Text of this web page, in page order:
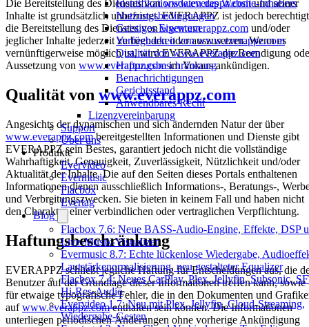
Identifikationsdaten des Website-Inhabers
Nutzungsbedingungen
Geistiges Eigentum
Verfügbarkeit von www.everappz.com
Qualität von www.everappz.com
Haftungsbeschränkung
Benachrichtigungen
Gerichtsstand
Anwendbares Recht
Lizenzvereinbarung
Support
Über uns
Produkte
Evervideo
Evermusic
Flacbox
Evertag
Blog
Flacbox 7.6: Neue BASS-Audio-Engine, Effekte, DSP
Live-Musik-Visualizer
Evermusic 8.7: Echte lückenlose Wiedergabe,
Lautstärkenormalisierung, neu gestalteter Equalizer
Flacbox 7.4: Neues CarPlay, Plex, Jellyfin, Subsonic,
Hi-Res-Audio
Evervideo 1.7: Neu mit Plex, Jellyfin, Cloud-Streaming,
Wiedergabe-Gesten
Die Bereitstellung des Dienstes vonwww.everappz.comund seiner
Inhalte ist grundsätzlich unbefristet. EVERAPPZ ist jedoch
die Bereitstellung des Dienstes vonwww.everappz.com und/oder
jeglicher Inhalte jederzeit zu beenden oder auszusetzen. Wenn es
vernünftigerweise möglich ist, wird EVERAPPZ die Beendigung
Aussetzung von www.everappz.comim Voraus ankündigen.
Qualität von www.everappz.com
Angesichts der dynamischen und sich ändernden Natur der über
www.everappz.combereitgestellten Informationen und Dienste gibt
EVERAPPZ sein Bestes, garantiert jedoch nicht die vollständige
Wahrhaftigkeit, Genauigkeit, Zuverlässigkeit, Nützlichkeit und/oder
Aktualität der Inhalte. Die auf den Seiten dieses Portals enthaltenen
Informationen dienen ausschließlich Informations-, Beratungs-,
und Verbreitungszwecken. Sie bieten in keinem Fall und haben nicht
den Charakter einer verbindlichen oder vertraglichen Verpflichtung.
Haftungsbeschränkung
EVERAPPZ schließt jegliche Haftung für Entscheidungen aus, die
Benutzer auf der Grundlage dieser Informationen treffen kann, sowie
für etwaige typografische Fehler, die in den Dokumenten und
aufwww.everappz.comenthalten sein können. Die Informationen
unterliegen periodischen Änderungen ohne vorherige Ankündigung